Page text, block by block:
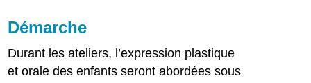
Démarche
Durant les ateliers, l’expression plastique
et orale des enfants seront abordées sous